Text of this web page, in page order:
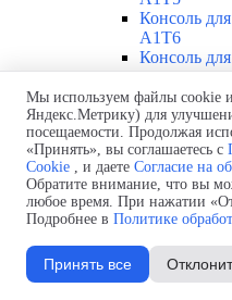
Консоль
A1T6
Консоль
A1T7
Консоль
A1T8
Консоль
A1T9
Каталоги
Доставка
Стоимость
Inovance
Мы используем файлы cookie
Яндекс.Метрику) для
посещаемости. Продолжая
«Принять», вы соглашаетесь с
Cookie , и даете Согласие на
Обратите внимание, что вы
любое время. При нажатии
Подробнее в Политике
Принять все